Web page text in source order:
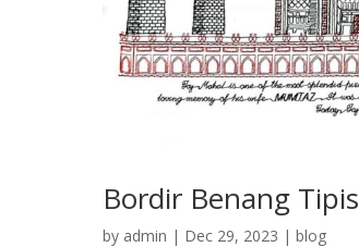
Bordir Benang Tipis
by admin | Dec 29, 2023 | blog